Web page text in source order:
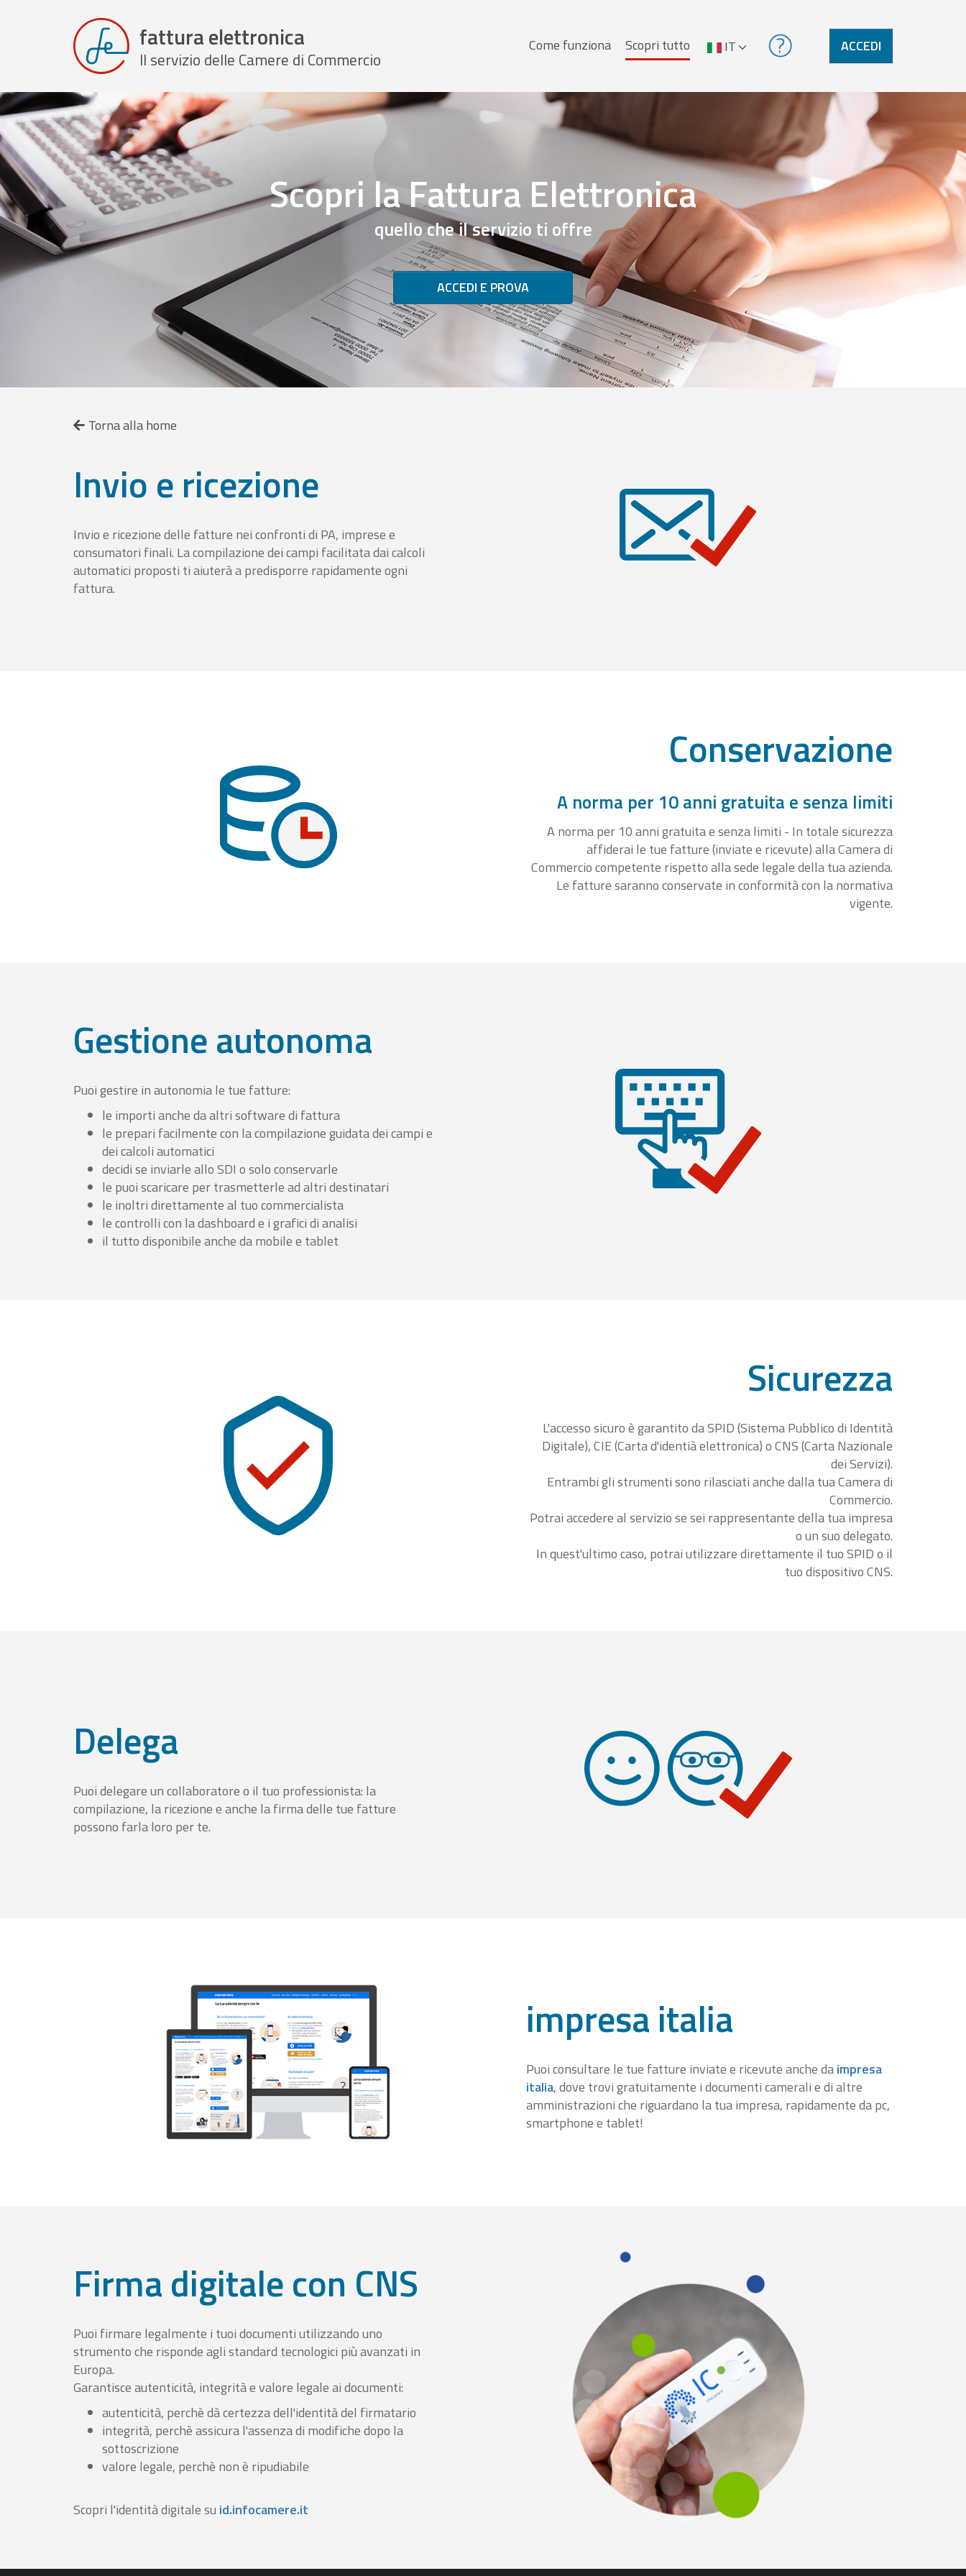
fattura elettronica
Il servizio delle Camere di Commercio Menu
principale
Come funziona Scopri tutto IT ACCEDI
Scopri la Fattura Elettronica
quello che il servizio ti offre
ACCEDI E PROVA
Torna alla home
Invio e ricezione
Invio e ricezione delle fatture nei confronti di PA, imprese e
consumatori finali. La compilazione dei campi facilitata dai calcoli
automatici proposti ti aiuterà a predisporre rapidamente ogni
fattura.
Conservazione
A norma per 10 anni gratuita e senza limiti
A norma per 10 anni gratuita e senza limiti - In totale sicurezza
affiderai le tue fatture (inviate e ricevute) alla Camera di
Commercio competente rispetto alla sede legale della tua azienda.
Le fatture saranno conservate in conformità con la normativa
vigente.
Gestione autonoma
Puoi gestire in autonomia le tue fatture:
le importi anche da altri software di fattura
le prepari facilmente con la compilazione guidata dei campi e
dei calcoli automatici
decidi se inviarle allo SDI o solo conservarle
le puoi scaricare per trasmetterle ad altri destinatari
le inoltri direttamente al tuo commercialista
le controlli con la dashboard e i grafici di analisi
il tutto disponibile anche da mobile e tablet
Sicurezza
L'accesso sicuro è garantito da SPID (Sistema Pubblico di Identità
Digitale), CIE (Carta d'identià elettronica) o CNS (Carta Nazionale
dei Servizi).
Entrambi gli strumenti sono rilasciati anche dalla tua Camera di
Commercio.
Potrai accedere al servizio se sei rappresentante della tua impresa
o un suo delegato.
In quest'ultimo caso, potrai utilizzare direttamente il tuo SPID o il
tuo dispositivo CNS.
Delega
Puoi delegare un collaboratore o il tuo professionista: la
compilazione, la ricezione e anche la firma delle tue fatture
possono farla loro per te.
impresa italia
Puoi consultare le tue fatture inviate e ricevute anche daimpresa
italia, dove trovi gratuitamente i documenti camerali e di altre
amministrazioni che riguardano la tua impresa, rapidamente da pc,
smartphone e tablet!
Firma digitale con CNS
Puoi firmare legalmente i tuoi documenti utilizzando uno
strumento che risponde agli standard tecnologici più avanzati in
Europa.
Garantisce autenticità, integrità e valore legale ai documenti:
autenticità, perchè dà certezza dell'identità del firmatario
integrità, perchè assicura l'assenza di modifiche dopo la
sottoscrizione
valore legale, perchè non è ripudiabile
Scopri l'identità digitale su id.infocamere.it